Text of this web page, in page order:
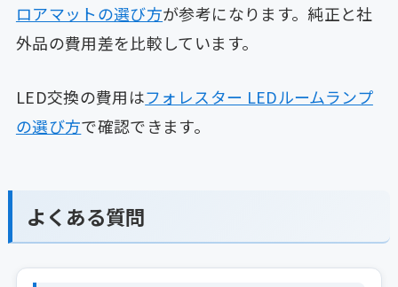
ロアマットの選び方が参考になります。純正と社
外品の費用差を比較しています。
LED交換の費用はフォレスター LEDルームランプ
の選び方で確認できます。
よくある質問